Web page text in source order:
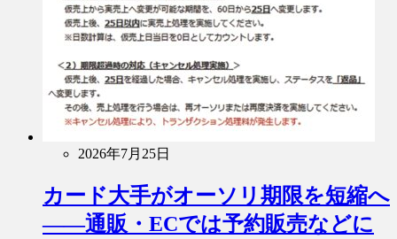
2026年7月25日
カード大手がオーソリ期限を短縮へ
――通販・ECでは予約販売などに